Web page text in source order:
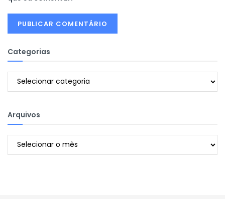
Categorias
Categorias
Arquivos
Arquivos